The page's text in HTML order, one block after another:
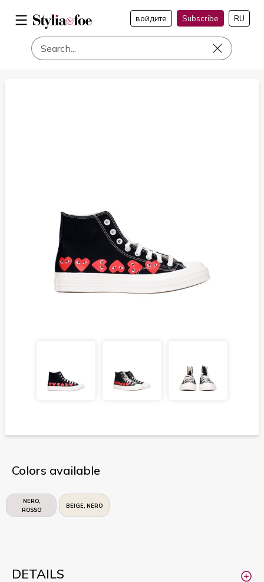
войдите Subscribe RU
Colors available
NERO,
ROSSO
BEIGE, NERO
DETAILS